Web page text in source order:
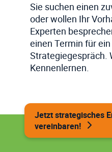
Sie suchen einen
oder wollen Ihr
Experten
einen Termin für
Strategiegespräch.
Kennenlernen.
Jetzt strategisches
vereinbaren!